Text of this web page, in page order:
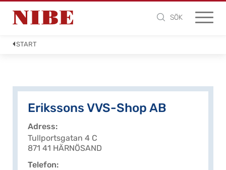
SÖK
START
Erikssons VVS-Shop AB
Adress
Tullportsgatan 4 C
871 41 HÄRNÖSAND
Telefon